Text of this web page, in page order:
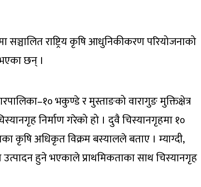
सञ्चालित राष्ट्रिय कृषि आधुनिकीकरण परियोजनाको
छन् ।
भकुण्डे र मुस्ताङको वारागुङ मुक्तिक्षेत्र
निर्माण गरेको हो । दुवै चिस्यानगृहमा १०
कृषि अधिकृत विक्रम बस्यालले बताए । म्याग्दी,
हुने भएकाले प्राथमिकताका साथ चिस्यानगृह